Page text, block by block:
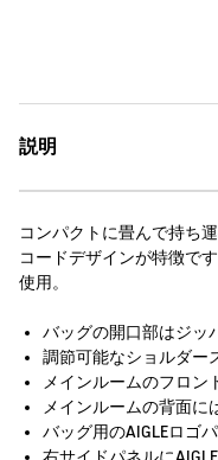
説明
コンパクトに畳んで持ち
コードデザインが特徴で
使用。
バッグの開口部はジッ
調節可能なショルダー
メインルームのフロン
メインルームの背面に
バッグ用のAIGLEロゴ
右サイドパネルに